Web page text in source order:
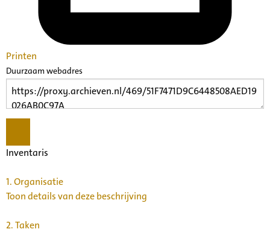
Printen
Duurzaam webadres
Inventaris
1.Organisatie
Toon details van deze beschrijving
2.Taken